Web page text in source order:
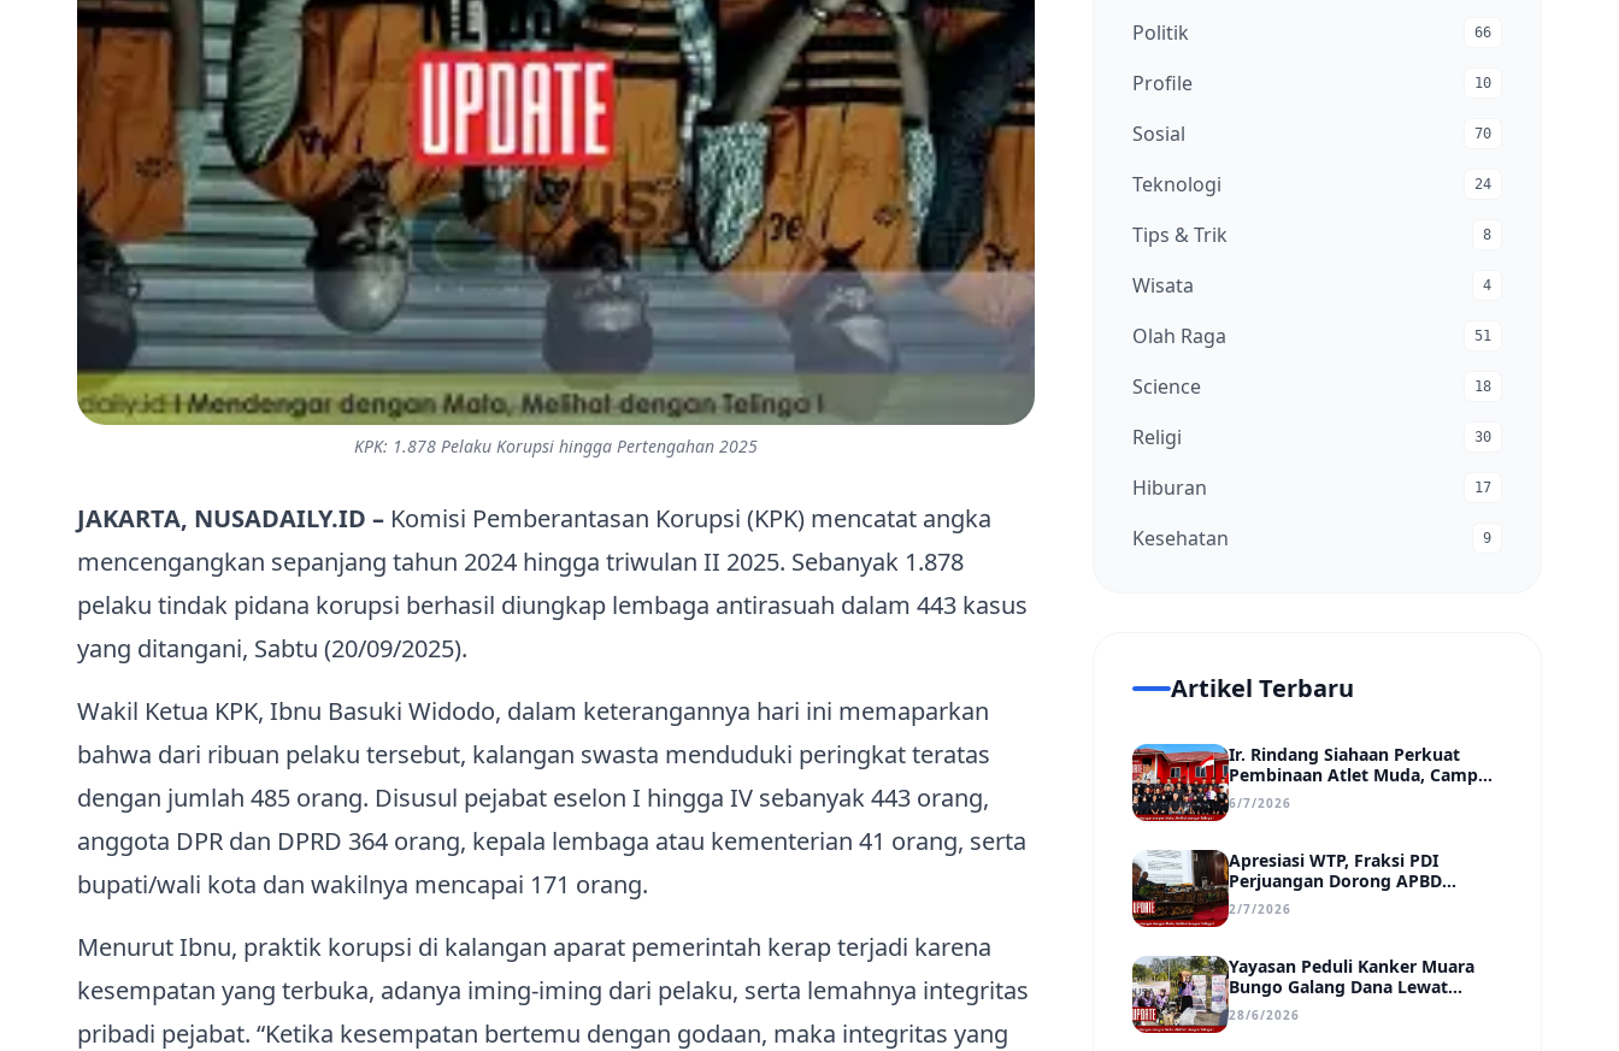
KPK: 1.878 Pelaku Korupsi hingga Pertengahan 2025
JAKARTA, NUSADAILY.ID – Komisi Pemberantasan Korupsi (KPK) mencatat angka
mencengangkan sepanjang tahun 2024 hingga triwulan II 2025. Sebanyak 1.878
pelaku tindak pidana korupsi berhasil diungkap lembaga antirasuah dalam 443 kasus
yang ditangani, Sabtu (20/09/2025).
Wakil Ketua KPK, Ibnu Basuki Widodo, dalam keterangannya hari ini memaparkan
bahwa dari ribuan pelaku tersebut, kalangan swasta menduduki peringkat teratas
dengan jumlah 485 orang. Disusul pejabat eselon I hingga IV sebanyak 443 orang,
anggota DPR dan DPRD 364 orang, kepala lembaga atau kementerian 41 orang, serta
bupati/wali kota dan wakilnya mencapai 171 orang.
Menurut Ibnu, praktik korupsi di kalangan aparat pemerintah kerap terjadi karena
kesempatan yang terbuka, adanya iming-iming dari pelaku, serta lemahnya integritas
pribadi pejabat. “Ketika kesempatan bertemu dengan godaan, maka integritas yang
Politik 66
Profile 10
Sosial 70
Teknologi 24
Tips & Trik 8
Wisata 4
Olah Raga 51
Science 18
Religi 30
Hiburan 17
Kesehatan 9
Artikel Terbaru
Ir. Rindang Siahaan Perkuat
Pembinaan Atlet Muda, Camp
MSC Siapkan Generasi Juara
Hadapi Kejuaraan Regional
6/7/2026
Apresiasi WTP, Fraksi PDI
Perjuangan Dorong APBD
Kabupaten Bungo Lebih Efektif,
Transparan, dan Berdampak
2/7/2026
Yayasan Peduli Kanker Muara
Bungo Galang Dana Lewat
UMKM di Car Free Day, Ir.
Rindang Siahaan Beri Apresiasi
28/6/2026